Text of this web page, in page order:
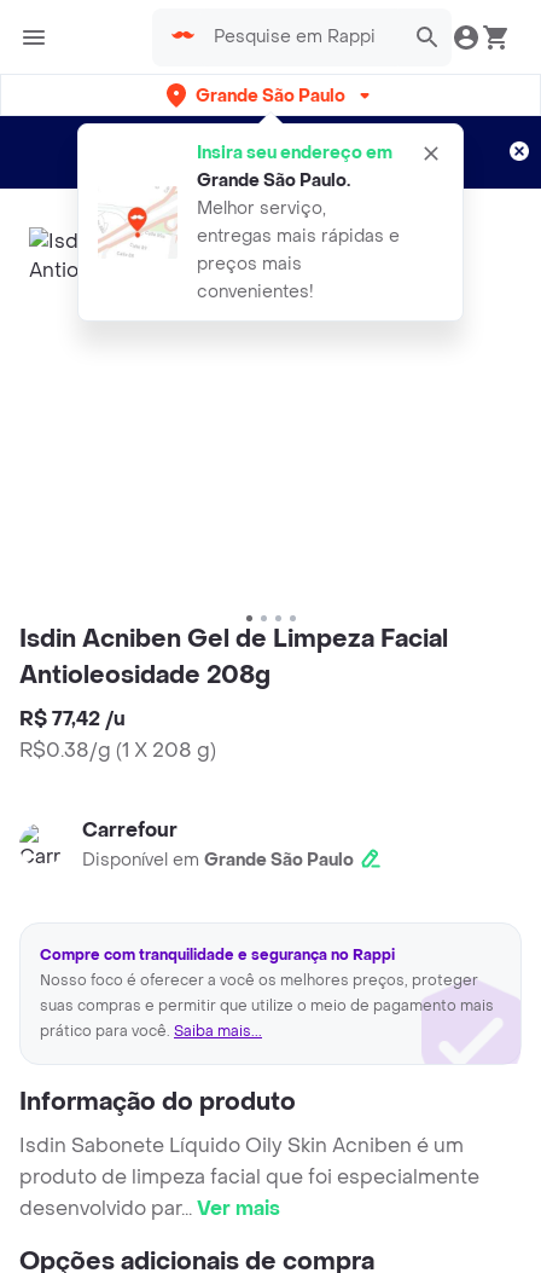
Grande São Paulo
Insira seu endereço em
Grande São Paulo.
Melhor serviço,
entregas mais rápidas e
preços mais
convenientes!
Entregas grátis por 15 dias!
Aplicam T&C
Isdin Acniben Gel de Limpeza Facial
Antioleosidade 208g
R$ 77,42 /u
R$0.38/g (1 X 208 g)
Carrefour
Disponível em Grande São Paulo
Compre com tranquilidade e segurança no Rappi
Nosso foco é oferecer a você os melhores preços, proteger
suas compras e permitir que utilize o meio de pagamento mais
prático para você. Saiba mais...
Informação do produto
Isdin Sabonete Líquido Oily Skin Acniben é um
produto de limpeza facial que foi especialmente
desenvolvido par...Ver mais
Opções adicionais de compra